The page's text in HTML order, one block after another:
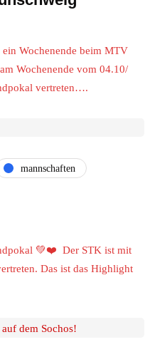
Wochenende beim MTV
Wochenende vom 04.10/
vertreten….
mannschaften
💚❤️ Der STK ist mit
Das ist das Highlight